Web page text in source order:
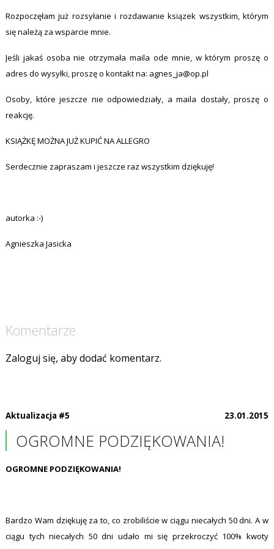
Rozpoczęłam już rozsyłanie i rozdawanie ksiązek wszystkim, którym
się należą za wsparcie mnie.
Jeśli jakaś osoba nie otrzymała maila ode mnie, w którym proszę o
adres do wysyłki, proszę o kontakt na: agnes_ja@op.pl
Osoby, które jeszcze nie odpowiedziały, a maila dostały, proszę o
reakcję.
KSIĄŻKĘ MOŻNA JUŻ KUPIĆ NA ALLEGRO
Serdecznie zapraszam i jeszcze raz wszystkim dziękuję!
autorka :-)
Agnieszka Jasicka
Komentarze
Zaloguj się, aby dodać komentarz.
Aktualizacja #5 23.01.2015
OGROMNE PODZIĘKOWANIA!
OGROMNE PODZIĘKOWANIA!
Bardzo Wam dziękuję za to, co zrobiliście w ciągu niecałych 50 dni. A w
ciągu tych niecałych 50 dni udało mi się przekroczyć 100% kwoty